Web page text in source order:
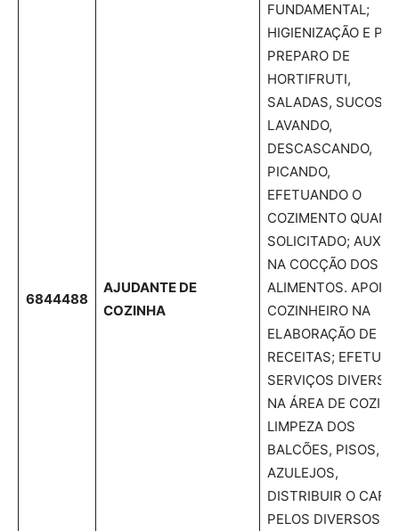
6844488
AJUDANTE DE
COZINHA
FUNDAMENTAL;
HIGIENIZAÇÃO E
PREPARO DE
HORTIFRUTI,
SALADAS, SUCOS,
LAVANDO,
DESCASCANDO,
PICANDO,
EFETUANDO O
COZIMENTO
SOLICITADO;
NA COCÇÃO DOS
ALIMENTOS.
COZINHEIRO NA
ELABORAÇÃO DE
RECEITAS; EFETUAR
SERVIÇOS
NA ÁREA DE
LIMPEZA DOS
BALCÕES, PISOS,
AZULEJOS,
DISTRIBUIR O CAFÉ
PELOS DIVERSOS